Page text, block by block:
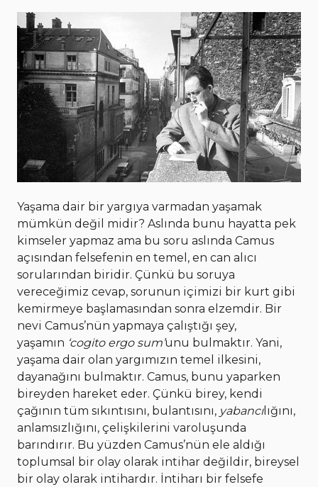
Yaşama dair bir yargıya varmadan yaşamak
mümkün değil midir? Aslında bunu hayatta pek
kimseler yapmaz ama bu soru aslında Camus
açısından felsefenin en temel, en can alıcı
sorularından biridir. Çünkü bu soruya
vereceğimiz cevap, sorunun içimizi bir kurt gibi
kemirmeye başlamasından sonra elzemdir. Bir
nevi Camus’nün yapmaya çalıştığı şey,
yaşamın ‘cogito ergo sum’unu bulmaktır. Yani,
yaşama dair olan yargımızın temel ilkesini,
dayanağını bulmaktır. Camus, bunu yaparken
bireyden hareket eder. Çünkü birey, kendi
çağının tüm sıkıntısını, bulantısını, yabancılığını,
anlamsızlığını, çelişkilerini varoluşunda
barındırır. Bu yüzden Camus’nün ele aldığı
toplumsal bir olay olarak intihar değildir, bireysel
bir olay olarak intihardır. İntiharı bir felsefe